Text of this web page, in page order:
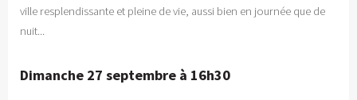
ville resplendissante et pleine de vie, aussi bien en journée que de
nuit...
Dimanche 27 septembre à 16h30